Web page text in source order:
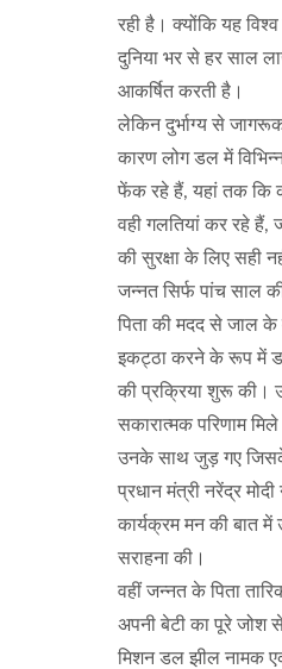
रही है। क्योंकि यह
दुनिया भर से हर साल
आकर्षित करती है।
लेकिन दुर्भाग्य से
कारण लोग डल में
फेंक रहे हैं, यहां तक कि
वही गलतियां कर रहे
की सुरक्षा के लिए सही
जन्नत सिर्फ पांच साल
पिता की मदद से जाल
इकट्ठा करने के रूप में
की प्रक्रिया शुरू की।
सकारात्मक परिणाम
उनके साथ जुड़ गए
प्रधान मंत्री नरेंद्र मोदी
कार्यक्रम मन की बात
सराहना की।
वहीं जन्नत के पिता
अपनी बेटी का पूरे जोश
मिशन डल झील नामक